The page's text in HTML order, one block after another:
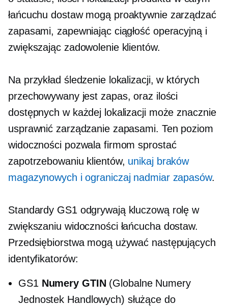
łańcuchu dostaw mogą proaktywnie zarządzać
zapasami, zapewniając ciągłość operacyjną i
zwiększając zadowolenie klientów.
Na przykład śledzenie lokalizacji, w których
przechowywany jest zapas, oraz ilości
dostępnych w każdej lokalizacji może znacznie
usprawnić zarządzanie zapasami. Ten poziom
widoczności pozwala firmom sprostać
zapotrzebowaniu klientów, unikaj braków
magazynowych i ograniczaj nadmiar zapasów.
Standardy GS1 odgrywają kluczową rolę w
zwiększaniu widoczności łańcucha dostaw.
Przedsiębiorstwa mogą używać następujących
identyfikatorów:
GS1 Numery GTIN(Globalne Numery
Jednostek Handlowych) służące do